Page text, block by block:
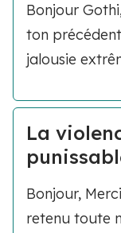
Bonjour
ton
jalousie
La
Bonjour,
retenu toute